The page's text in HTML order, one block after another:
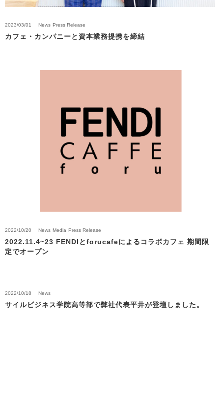
2023/03/01 News Press Release
カフェ・カンパニーと資本業務提携を締結
2022/10/20 News Media Press Release
2022.11.4~23 FENDIとforucafeによるコラボカフェ 期間限
定でオープン